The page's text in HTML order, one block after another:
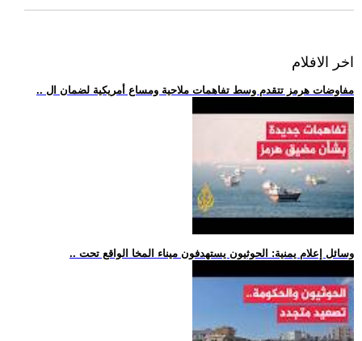
اخر الافلام
.. مفاوضات هرمز تتقدم وسط تفاهمات ملاحية ومساع أمريكية لضمان ال
.. وسائل إعلام يمنية: الحوثيون يستهدفون ميناء المخا الواقع تحت